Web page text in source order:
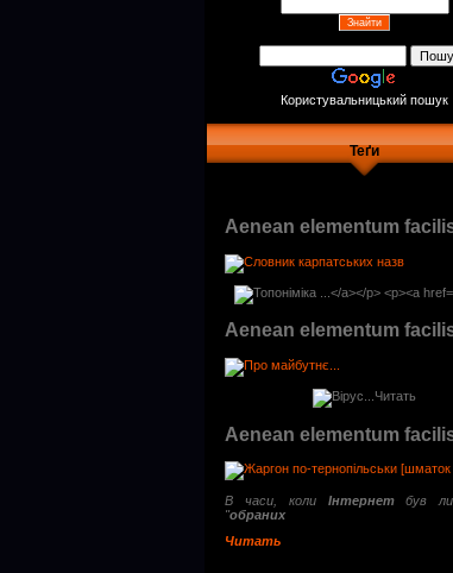
Користувальницький пошук
Теґи
Aenean elementum
Aenean elementum
Читать
Aenean elementum
В часи, коли Інтернетбув
"обраних
Читать